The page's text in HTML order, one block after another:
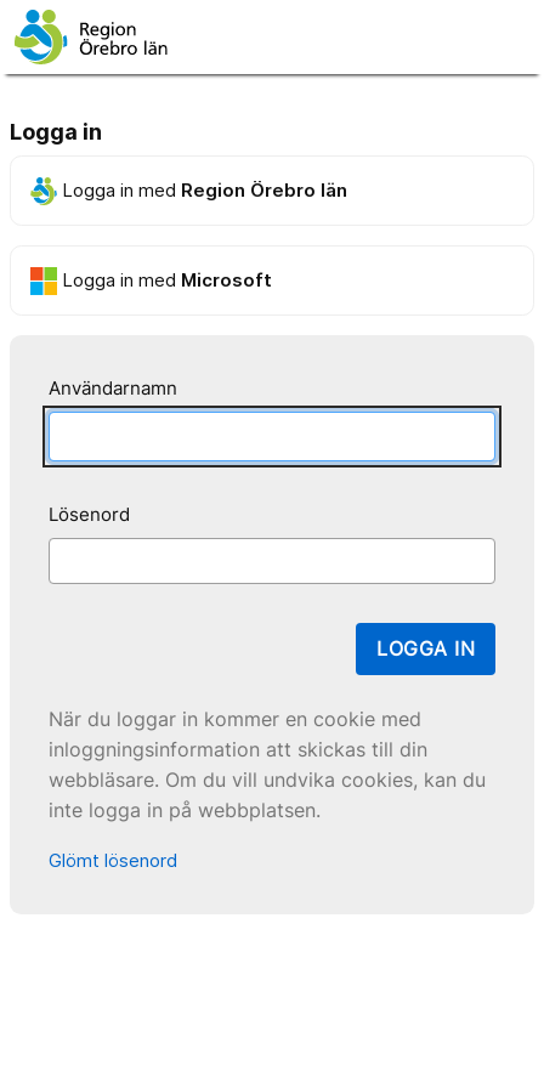
Logga in
Logga in med Region Örebro län
Logga in med Microsoft
Användarnamn
Lösenord
LOGGA IN
När du loggar in kommer en cookie med
inloggningsinformation att skickas till din
webbläsare. Om du vill undvika cookies, kan du
inte logga in på webbplatsen.
Glömt lösenord